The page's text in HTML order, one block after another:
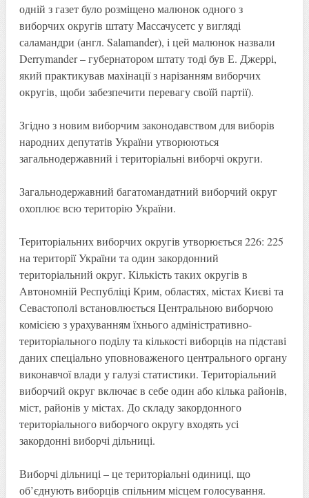
одній з газет було розміщено малюнок одного з
виборчих округів штату Массачусетс у вигляді
саламандри (англ. Salamander), і цей малюнок назвали
Derrymander – губернатором штату тоді був Е. Джеррі,
який практикував махінації з нарізанням виборчих
округів, щоби забезпечити перевагу своїй партії).
Згідно з новим виборчим законодавством для виборів
народних депутатів України утворюються
загальнодержавний і територіальні виборчі округи.
Загальнодержавний багатомандатний виборчий округ
охоплює всю територію України.
Територіальних виборчих округів утворюється 226: 225
на території України та один закордонний
територіальний округ. Кількість таких округів в
Автономній Республіці Крим, областях, містах Києві та
Севастополі встановлюється Центральною виборчою
комісією з урахуванням їхнього адміністративно-
територіального поділу та кількості виборців на підставі
даних спеціально уповноваженого центрального органу
виконавчої влади у галузі статистики. Територіальний
виборчий округ включає в себе один або кілька районів,
міст, районів у містах. До складу закордонного
територіального виборчого округу входять усі
закордонні виборчі дільниці.
Виборчі дільниці – це територіальні одиниці, що
об’єднують виборців спільним місцем голосування.